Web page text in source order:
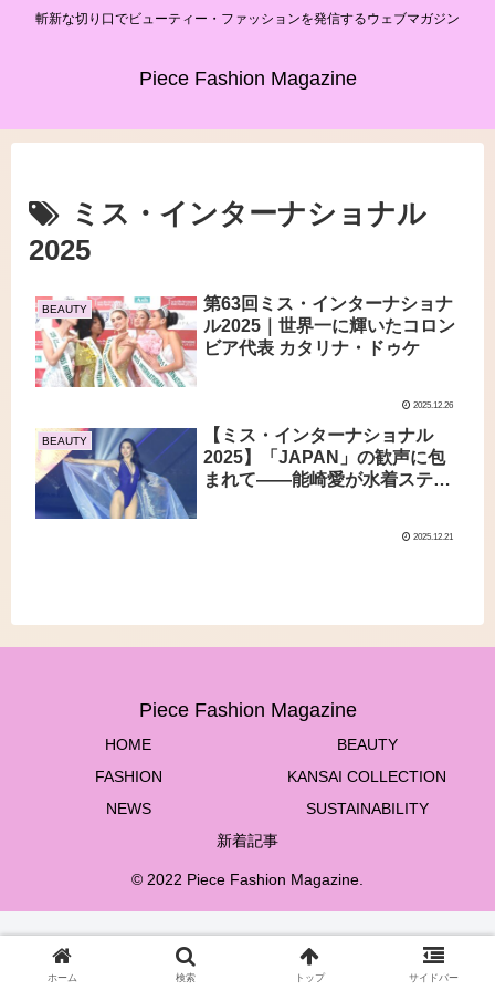
斬新な切り口でビューティー・ファッションを発信するウェブマガジン
Piece Fashion Magazine
ミス・インターナショナル
2025
BEAUTY
第63回ミス・インターナショナ
ル2025｜世界一に輝いたコロン
ビア代表 カタリナ・ドゥケ
2025.12.26
BEAUTY
【ミス・インターナショナル
2025】「JAPAN」の歓声に包
まれて――能崎愛が水着ステー
2025.12.21
Piece Fashion Magazine
HOME
BEAUTY
FASHION
KANSAI COLLECTION
NEWS
SUSTAINABILITY
新着記事
© 2022 Piece Fashion Magazine.
ホーム 検索 トップ サイドバー